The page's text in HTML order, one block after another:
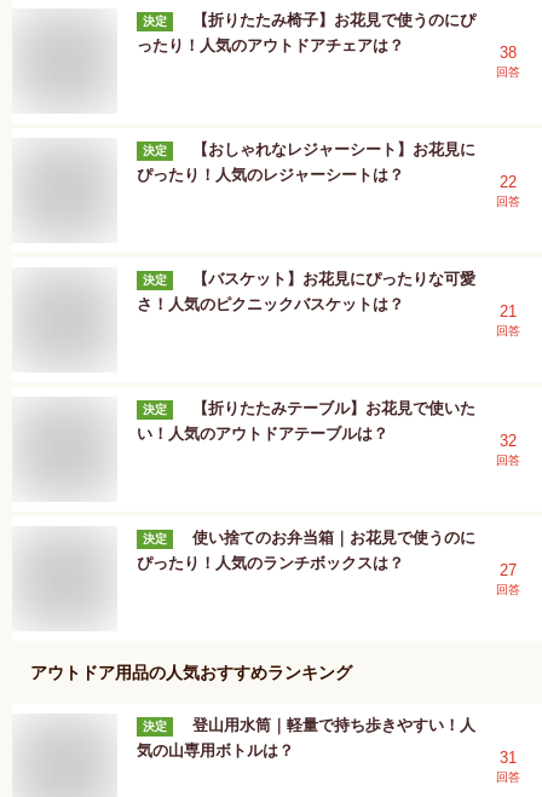
決定
【折りたたみ椅子】お花見で使うのにぴ
ったり！人気のアウトドアチェアは？
38
回答
決定
【おしゃれなレジャーシート】お花見に
ぴったり！人気のレジャーシートは？
22
回答
決定
【バスケット】お花見にぴったりな可愛
さ！人気のピクニックバスケットは？
21
回答
決定
【折りたたみテーブル】お花見で使いた
い！人気のアウトドアテーブルは？
32
回答
決定
使い捨てのお弁当箱｜お花見で使うのに
ぴったり！人気のランチボックスは？
27
回答
アウトドア用品の人気おすすめランキング
決定
登山用水筒｜軽量で持ち歩きやすい！人
気の山専用ボトルは？
31
回答